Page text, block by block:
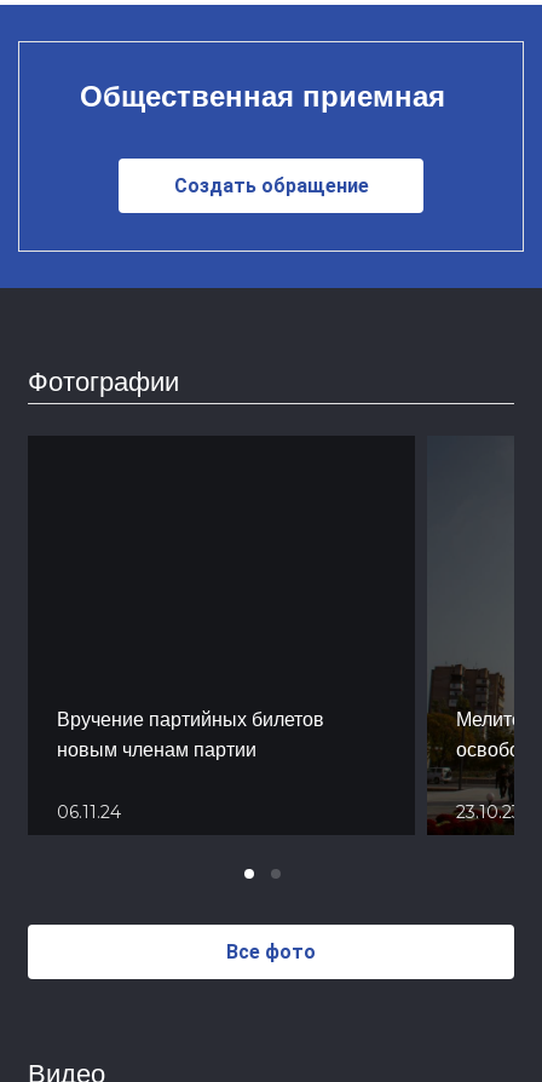
Общественная приемная
Создать обращение
Фотографии
Вручение партийных билетов
новым членам партии
06.11.24 23.10.23
Все фото
Видео